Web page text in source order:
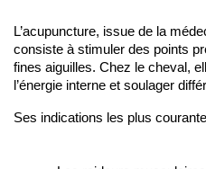
L’acupuncture, issue de la
consiste à stimuler des points
fines aiguilles. Chez le cheval,
l’énergie interne et soulager
Ses indications les plus